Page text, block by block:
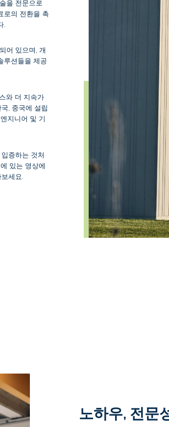
을 전문으로
로의 전환을 촉
.
어 있으며, 개
루션들을 제공
와 더 지속가
, 중국에 설립
지니어 및 기
증하는 것처
있는 영상에
세요.
노하우, 전문